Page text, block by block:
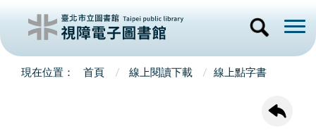
首頁 線上閱讀下載 線上點字書